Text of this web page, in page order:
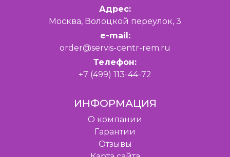
Адрес:
Москва, Волоцкой переулок, 3
e-mail:
order@servis-centr-rem.ru
Телефон:
+7 (499) 113-44-72
ИНФОРМАЦИЯ
O компании
Гарантии
Отзывы